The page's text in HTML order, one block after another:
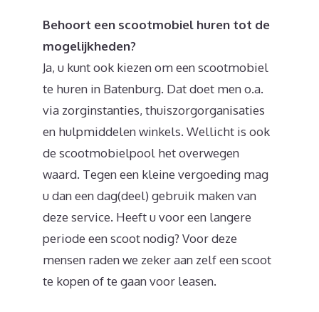
Behoort een scootmobiel huren tot de
mogelijkheden?
Ja, u kunt ook kiezen om een scootmobiel
te huren in Batenburg. Dat doet men o.a.
via zorginstanties, thuiszorgorganisaties
en hulpmiddelen winkels. Wellicht is ook
de scootmobielpool het overwegen
waard. Tegen een kleine vergoeding mag
u dan een dag(deel) gebruik maken van
deze service. Heeft u voor een langere
periode een scoot nodig? Voor deze
mensen raden we zeker aan zelf een scoot
te kopen of te gaan voor leasen.